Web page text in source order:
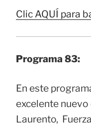
Clic AQUÍ para
Programa 83:
En este
excelente
Laurento,